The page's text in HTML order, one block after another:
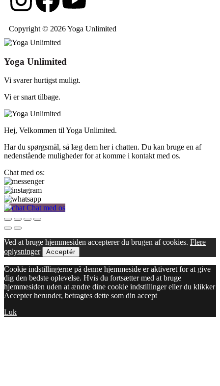
Copyright © 2026 Yoga Unlimited
Yoga Unlimited
Vi svarer hurtigst muligt.
Vi er snart tilbage.
Hej, Velkommen til Yoga Unlimited.
Har du spørgsmål, så læg dem her i chatten. Du kan bruge en af
nedenstående muligheder for at komme i kontakt med os.
Chat med os:
Chat med os
Ved at bruge hjemmesiden accepterer du brugen af cookies. Flere
oplysninger
Acceptér
Cookie indstillingerne på denne hjemmeside er aktiveret for at give
dig den bedste oplevelse. Hvis du fortsætter med at bruge
hjemmesiden uden at ændre dine cookie indstillinger eller du klikker
Accepter herunder, betragtes dette som din accept
Luk